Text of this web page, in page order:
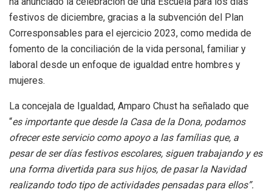
festivos de diciembre, gracias a la subvención del Plan
Corresponsables para el ejercicio 2023, como medida de
fomento de la conciliación de la vida personal, familiar y
laboral desde un enfoque de igualdad entre hombres y
mujeres.
La concejala de Igualdad, Amparo Chust ha señalado que
“es importante que desde la Casa de la Dona, podamos
ofrecer este servicio como apoyo a las famílias que, a
pesar de ser días festivos escolares, siguen trabajando y es
una forma divertida para sus hijos, de pasar la Navidad
realizando todo tipo de actividades pensadas para ellos”.